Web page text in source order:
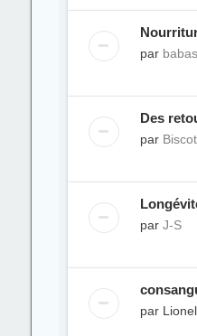
par
Des
par
par J-S
par